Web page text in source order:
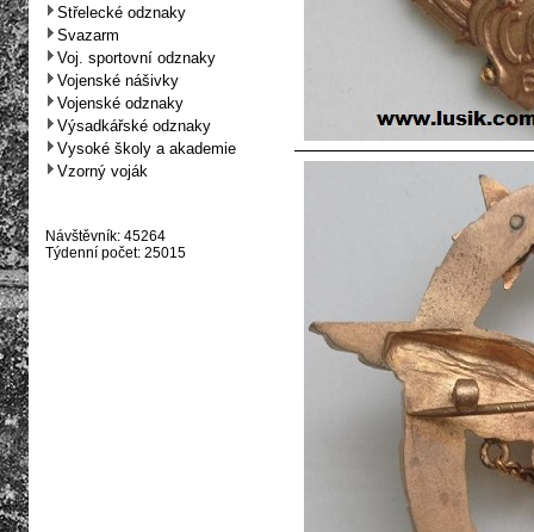
Střelecké odznaky
Svazarm
Voj. sportovní odznaky
Vojenské nášivky
Vojenské odznaky
Výsadkářské odznaky
Vysoké školy a akademie
Vzorný voják
Návštěvník: 45264
Týdenní počet: 25015